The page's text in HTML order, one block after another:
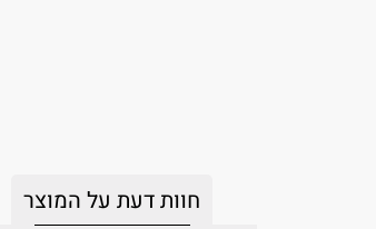
חוות דעת על המוצר